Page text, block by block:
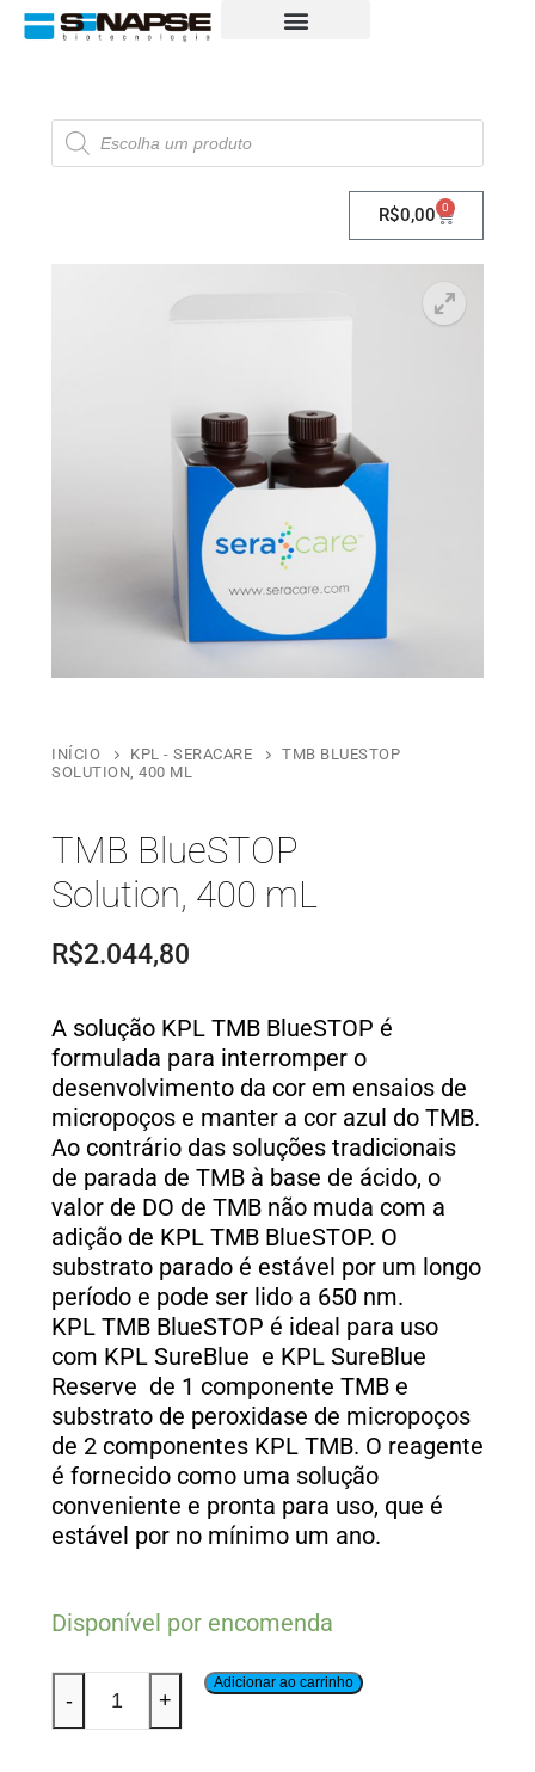
R$0,00 0
INÍCIO KPL - SERACARE
TMB BLUESTOP
SOLUTION, 400 ML
TMB BlueSTOP
Solution, 400 mL
R$2.044,80
A solução KPL TMB BlueSTOP é
formulada para interromper o
desenvolvimento da cor em ensaios de
micropoços e manter a cor azul do TMB.
Ao contrário das soluções tradicionais
de parada de TMB à base de ácido, o
valor de DO de TMB não muda com a
adição de KPL TMB BlueSTOP. O
substrato parado é estável por um longo
período e pode ser lido a 650 nm.
KPL TMB BlueSTOP é ideal para uso
com KPL SureBlue e KPL SureBlue
Reserve de 1 componente TMB e
substrato de peroxidase de micropoços
de 2 componentes KPL TMB. O reagente
é fornecido como uma solução
conveniente e pronta para uso, que é
estável por no mínimo um ano.
Disponível por encomenda
- +
Adicionar ao carrinho